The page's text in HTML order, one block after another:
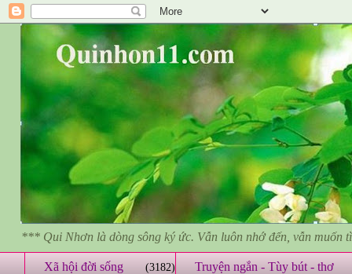
*** Qui Nhơn là dòng sông ký ức. Vẫn luôn nhớ đến, vẫn muốn
Xã hội đời sống (3182) Truyện ngắn - Tùy bút - thơ